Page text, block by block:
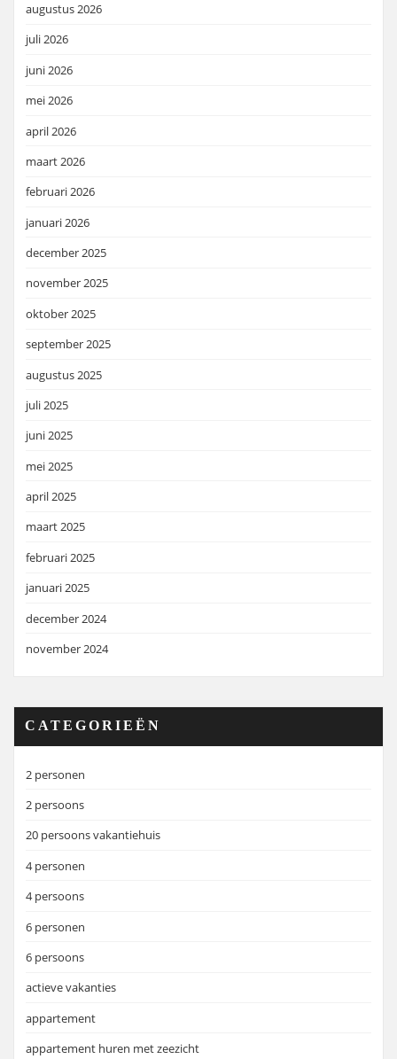
augustus 2026
juli 2026
juni 2026
mei 2026
april 2026
maart 2026
februari 2026
januari 2026
december 2025
november 2025
oktober 2025
september 2025
augustus 2025
juli 2025
juni 2025
mei 2025
april 2025
maart 2025
februari 2025
januari 2025
december 2024
november 2024
CATEGORIEËN
2 personen
2 persoons
20 persoons vakantiehuis
4 personen
4 persoons
6 personen
6 persoons
actieve vakanties
appartement
appartement huren met zeezicht